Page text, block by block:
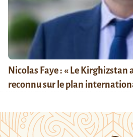
Nicolas Faye : « Le Kirghizstan
reconnu sur le plan